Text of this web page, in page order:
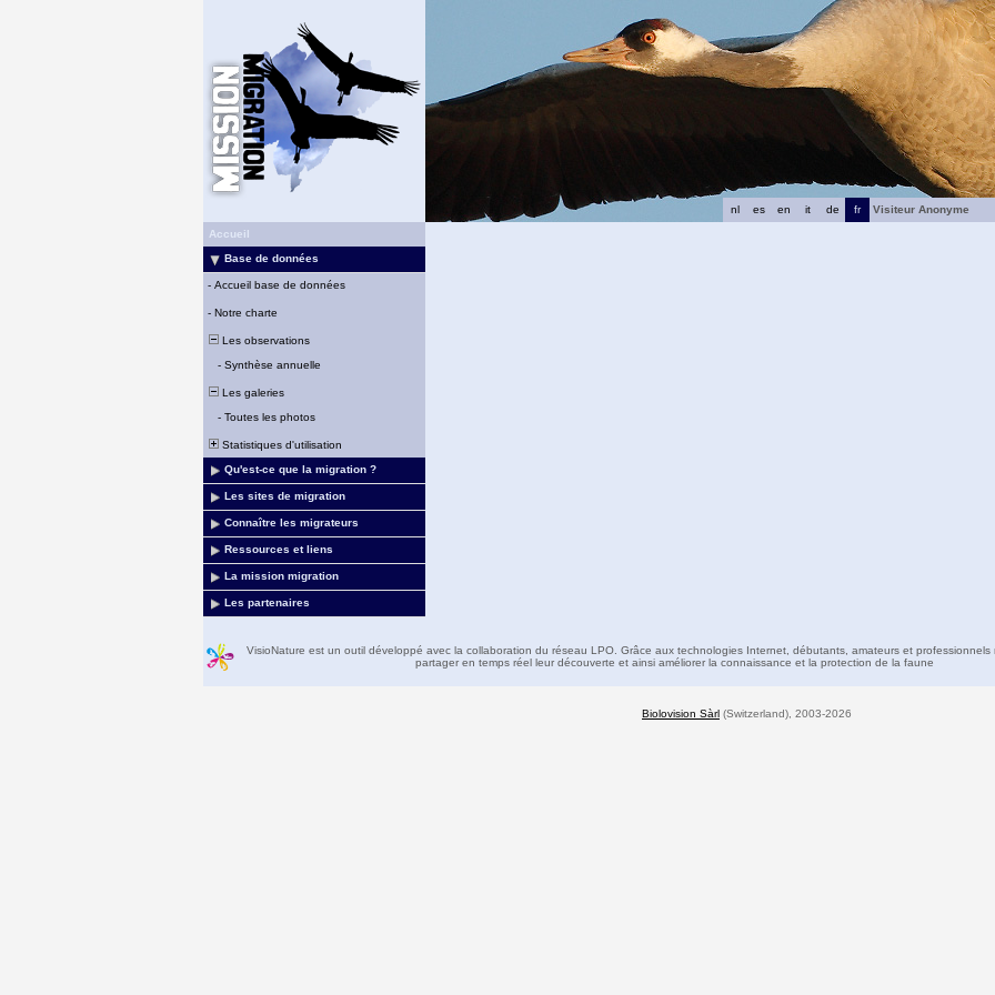
fr
de
it
en
es
nl
Visiteur Anonyme
Accueil
Base de données
- Accueil base de données
- Notre charte
Les observations
- Synthèse annuelle
Les galeries
- Toutes les photos
Statistiques d'utilisation
Qu'est-ce que la migration ?
Les sites de migration
Connaître les migrateurs
Ressources et liens
La mission migration
Les partenaires
VisioNature est un outil développé avec la collaboration du réseau LPO. Grâce aux technologies Internet, débutants, amateurs et professionnels
partager en temps réel leur découverte et ainsi améliorer la connaissance et la protection de la faune
Biolovision Sàrl (Switzerland), 2003-2026